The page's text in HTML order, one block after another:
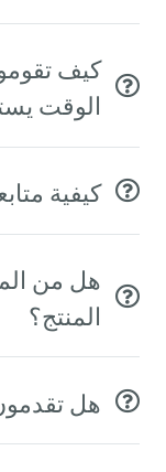
كيف
الوقت
كيفية
هل من
المنتج؟
هل